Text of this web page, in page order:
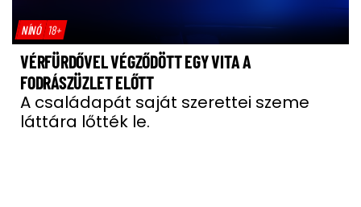
NÍNÓ 18+
VÉRFÜRDŐVEL VÉGZŐDÖTT EGY VITA A
FODRÁSZÜZLET ELŐTT
A családapát saját szerettei szeme
láttára lőtték le.